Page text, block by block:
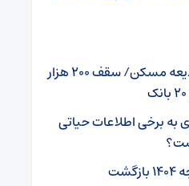
ابلاغ افزایش وام ودیعه مسکن/ سقف ۲۰۰ هزار
برخی اطلاعات حیاتی